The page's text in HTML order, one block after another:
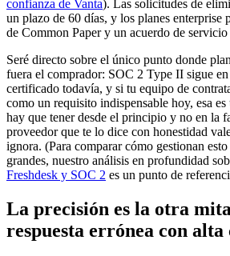
confianza de Vanta). Las solicitudes de
un plazo de 60 días, y los planes enterprise
de Common Paper y un acuerdo de servicio
Seré directo sobre el único punto donde
fuera el comprador: SOC 2 Type II sigue en
certificado todavía, y si tu equipo de
como un requisito indispensable hoy, esa
hay que tener desde el principio y no en la
proveedor que te lo dice con honestidad
ignora. (Para comparar cómo gestionan
grandes, nuestro análisis en profundidad
Freshdesk y SOC 2 es un punto de
La precisión es la otra
respuesta errónea con alta